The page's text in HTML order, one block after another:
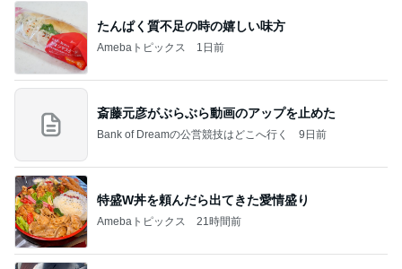
たんぱく質不足の時の嬉しい味方
Amebaトピックス 1日前
斎藤元彦がぶらぶら動画のアップを止めた
Bank of Dreamの公営競技はどこへ行く 9日前
特盛W丼を頼んだら出てきた愛情盛り
Amebaトピックス 21時間前